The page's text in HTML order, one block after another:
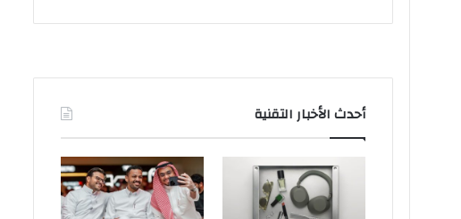
أحدث الأخبار التقنية